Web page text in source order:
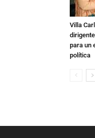
Villa
para un
política